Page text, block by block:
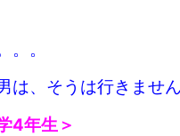
。。
は、そうは行きません
4年生＞